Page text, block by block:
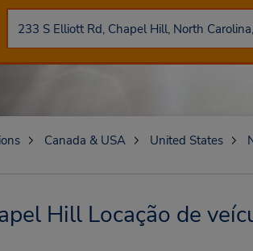
Canada & USA United States
Hill Locação de